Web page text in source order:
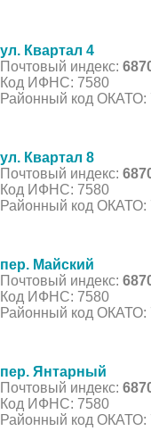
ул. Квартал 4
Почтовый индекс:
Код ИФНС: 7580
Районный код ОКАТО:
ул. Квартал 8
Почтовый индекс:
Код ИФНС: 7580
Районный код ОКАТО:
пер. Майский
Почтовый индекс:
Код ИФНС: 7580
Районный код ОКАТО:
пер. Янтарный
Почтовый индекс:
Код ИФНС: 7580
Районный код ОКАТО: